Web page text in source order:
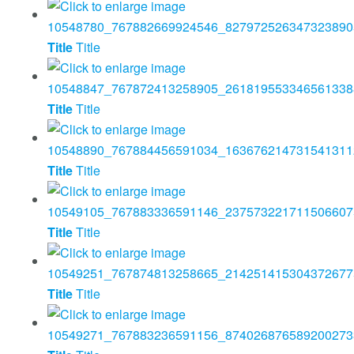
TitleTitle
TitleTitle
TitleTitle
TitleTitle
TitleTitle